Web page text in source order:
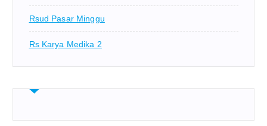
Rsud Pasar Minggu
Rs Karya Medika 2